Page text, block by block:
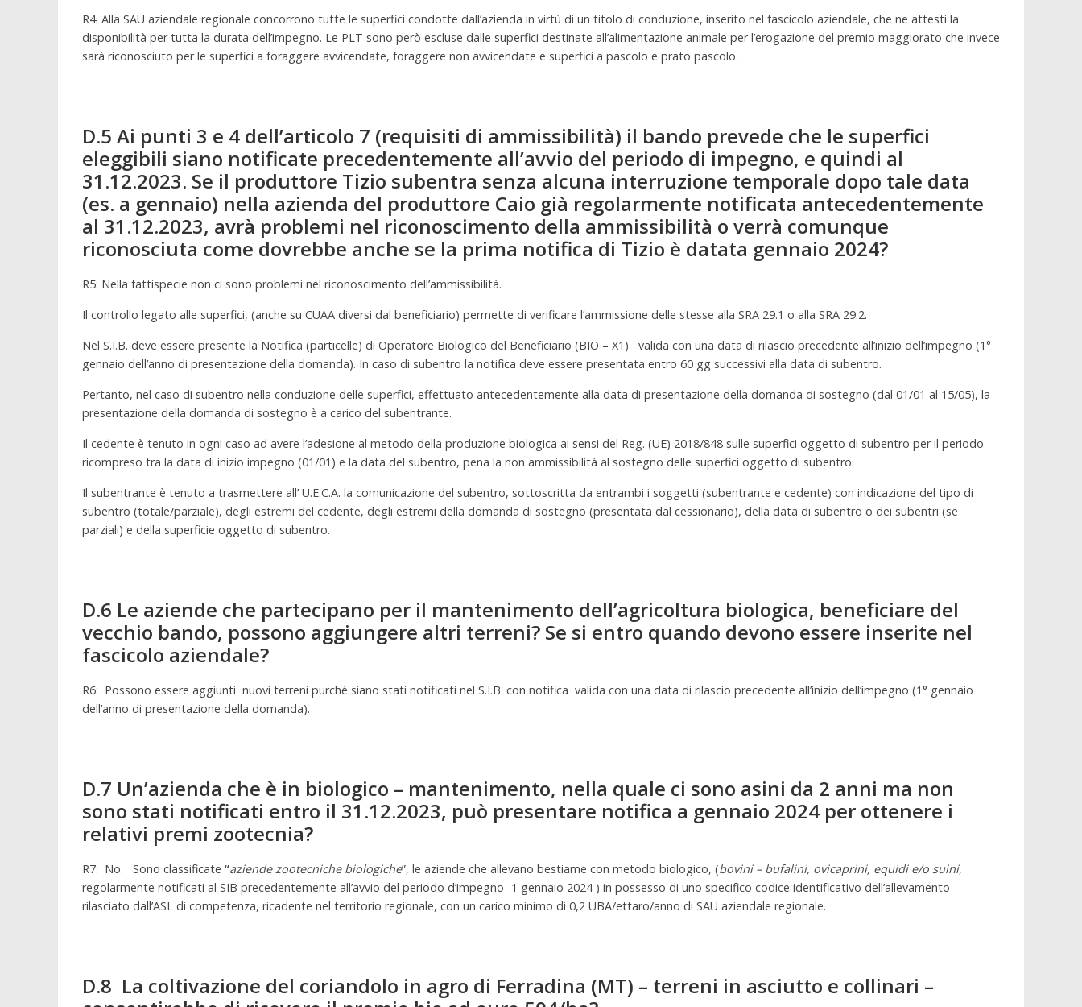
R4: Alla SAU aziendale regionale concorrono tutte le superfici condotte dall’azienda in virtù di un titolo di conduzione, inserito nel fascicolo aziendale, che ne attesti la
disponibilità per tutta la durata dell’impegno. Le PLT sono però escluse dalle superfici destinate all’alimentazione animale per l’erogazione del premio maggiorato che invece
sarà riconosciuto per le superfici a foraggere avvicendate, foraggere non avvicendate e superfici a pascolo e prato pascolo.
D.5 Ai punti 3 e 4 dell’articolo 7 (requisiti di ammissibilità) il bando prevede che le superfici
eleggibili siano notificate precedentemente all’avvio del periodo di impegno, e quindi al
31.12.2023. Se il produttore Tizio subentra senza alcuna interruzione temporale dopo tale data
(es. a gennaio) nella azienda del produttore Caio già regolarmente notificata antecedentemente
al 31.12.2023, avrà problemi nel riconoscimento della ammissibilità o verrà comunque
riconosciuta come dovrebbe anche se la prima notifica di Tizio è datata gennaio 2024?
R5: Nella fattispecie non ci sono problemi nel riconoscimento dell’ammissibilità.
Il controllo legato alle superfici, (anche su CUAA diversi dal beneficiario) permette di verificare l’ammissione delle stesse alla SRA 29.1 o alla SRA 29.2.
Nel S.I.B. deve essere presente la Notifica (particelle) di Operatore Biologico del Beneficiario (BIO – X1) valida con una data di rilascio precedente all’inizio dell’impegno (1°
gennaio dell’anno di presentazione della domanda). In caso di subentro la notifica deve essere presentata entro 60 gg successivi alla data di subentro.
Pertanto, nel caso di subentro nella conduzione delle superfici, effettuato antecedentemente alla data di presentazione della domanda di sostegno (dal 01/01 al 15/05), la
presentazione della domanda di sostegno è a carico del subentrante.
Il cedente è tenuto in ogni caso ad avere l’adesione al metodo della produzione biologica ai sensi del Reg. (UE) 2018/848 sulle superfici oggetto di subentro per il periodo
ricompreso tra la data di inizio impegno (01/01) e la data del subentro, pena la non ammissibilità al sostegno delle superfici oggetto di subentro.
Il subentrante è tenuto a trasmettere all’ U.E.C.A. la comunicazione del subentro, sottoscritta da entrambi i soggetti (subentrante e cedente) con indicazione del tipo di
subentro (totale/parziale), degli estremi del cedente, degli estremi della domanda di sostegno (presentata dal cessionario), della data di subentro o dei subentri (se
parziali) e della superficie oggetto di subentro.
D.6 Le aziende che partecipano per il mantenimento dell’agricoltura biologica, beneficiare del
vecchio bando, possono aggiungere altri terreni? Se si entro quando devono essere inserite nel
fascicolo aziendale?
R6: Possono essere aggiunti nuovi terreni purché siano stati notificati nel S.I.B. con notifica valida con una data di rilascio precedente all’inizio dell’impegno (1° gennaio
dell’anno di presentazione della domanda).
D.7 Un’azienda che è in biologico – mantenimento, nella quale ci sono asini da 2 anni ma non
sono stati notificati entro il 31.12.2023, può presentare notifica a gennaio 2024 per ottenere i
relativi premi zootecnia?
R7: No. Sono classificate “aziende zootecniche biologiche”, le aziende che allevano bestiame con metodo biologico, (bovini – bufalini, ovicaprini, equidi e/o suini,
regolarmente notificati al SIB precedentemente all’avvio del periodo d’impegno -1 gennaio 2024 ) in possesso di uno specifico codice identificativo dell’allevamento
rilasciato dall’ASL di competenza, ricadente nel territorio regionale, con un carico minimo di 0,2 UBA/ettaro/anno di SAU aziendale regionale.
D.8 La coltivazione del coriandolo in agro di Ferradina (MT) – terreni in asciutto e collinari –